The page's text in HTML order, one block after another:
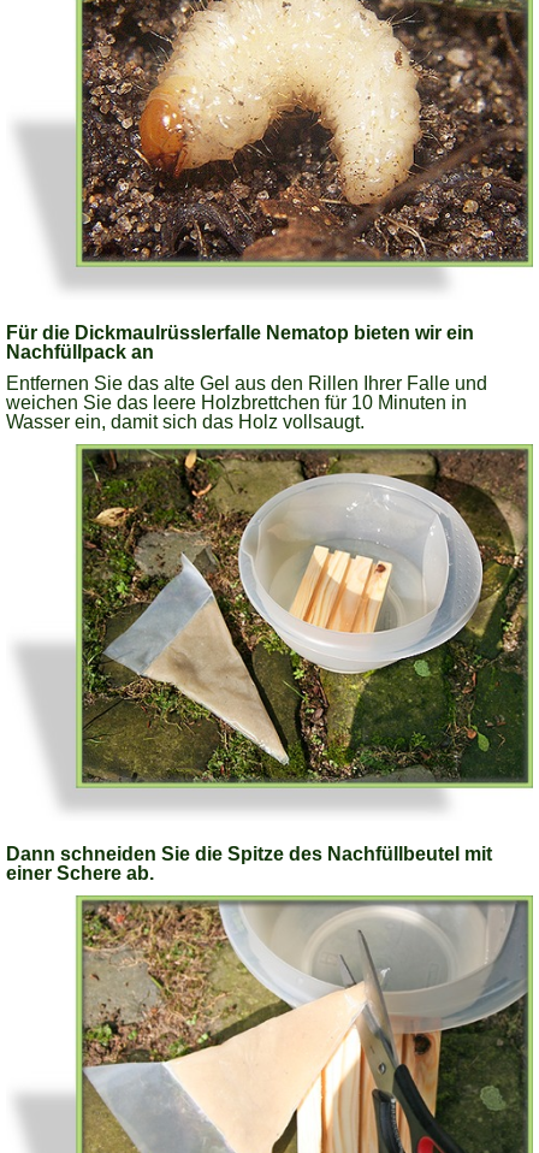
Für die Dickmaulrüsslerfalle Nematop bieten wir ein
Nachfüllpack an
Entfernen Sie das alte Gel aus den Rillen Ihrer Falle und
weichen Sie das leere Holzbrettchen für 10 Minuten in
Wasser ein, damit sich das Holz vollsaugt.
Dann schneiden Sie die Spitze des Nachfüllbeutel mit
einer Schere ab.